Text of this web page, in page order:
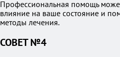
Профессиональная помощь
влияние на ваше состояние и
методы лечения.
СОВЕТ №4